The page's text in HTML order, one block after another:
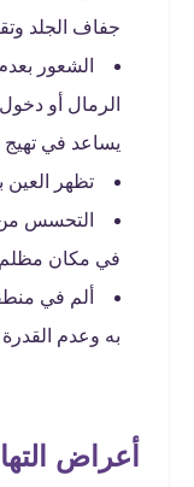
جفاف الجلد
الشعور
الرمال أو
يساعد في تهيج
تظهر
التحسس
في مكان
ألم في
به وعدم
أعراض